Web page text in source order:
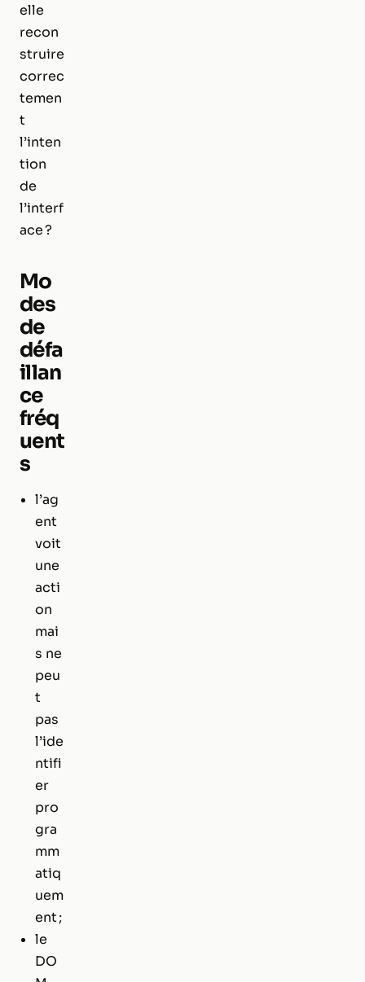
elle
recon
struire
correc
temen
t
l’inten
tion
de
l’interf
ace ?
Mo
des
de
défa
illan
ce
fréq
uent
s
l’ag
ent
voit
une
acti
on
mai
s ne
peu
t
pas
l’ide
ntifi
er
pro
gra
mm
atiq
uem
ent ;
le
DO